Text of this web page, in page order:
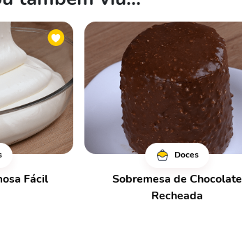
Fácil
Doces
Sobremesa de Chocolate
Recheada